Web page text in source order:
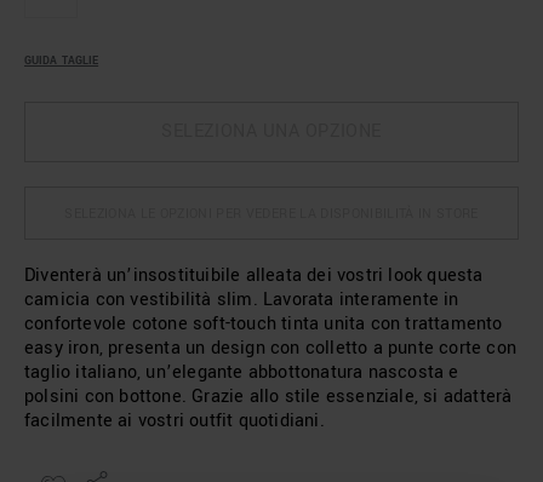
GUIDA TAGLIE
Diventerà un’insostituibile alleata dei vostri look questa
camicia con vestibilità slim. Lavorata interamente in
confortevole cotone soft-touch tinta unita con trattamento
easy iron, presenta un design con colletto a punte corte con
taglio italiano, un’elegante abbottonatura nascosta e
polsini con bottone. Grazie allo stile essenziale, si adatterà
facilmente ai vostri outfit quotidiani.